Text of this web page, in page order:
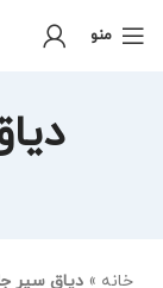
منو
خانه » دیاق سپر